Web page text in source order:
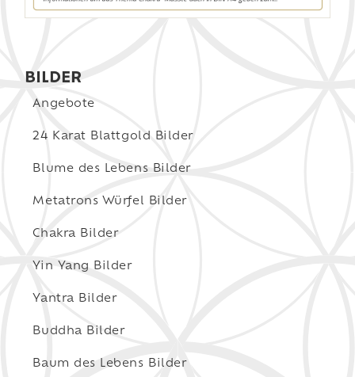
BILDER
Angebote
24 Karat Blattgold Bilder
Blume des Lebens Bilder
Metatrons Würfel Bilder
Chakra Bilder
Yin Yang Bilder
Yantra Bilder
Buddha Bilder
Baum des Lebens Bilder